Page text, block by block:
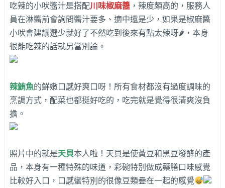
吃辣的小吠醬汁是搭配川味椒麻醬，辣度頗高的，服務人
員在淋醬前會詢問醬汁要多、適中還是少，如果是椒麻醬
小吠會建議選少就好了不然吃到後來有點太辣呀🌶，本身
很能吃辣的話就另當別論。
辣鮪魚的鮮嫩口感好爽口呀！所有食材都沒有過度調味的
烹調方式，配菜也都挺好吃的，吃完就是覺得很清爽沒負
擔。
照片中的就是天貝本人啦！天貝是使黃豆和黑豆發酵的產
品，本身有一種特殊的味道，彩碗特別做成藥膳口味感覺
比較好入口，口感蠻特別的很像豆類疊在一起的感覺